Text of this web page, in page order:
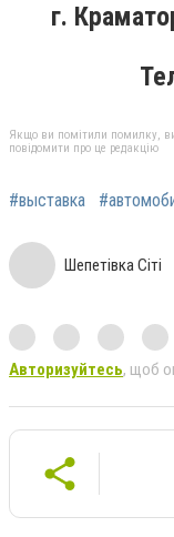
г.
Якщо ви помітили помилку,
повідомити про це редакцію
#выставка
Шепетівка Сіті
Авторизуйтесь, щоб